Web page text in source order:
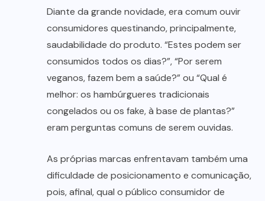
Diante da grande novidade, era comum ouvir
consumidores questinando, principalmente,
saudabilidade do produto. “Estes podem ser
consumidos todos os dias?”, “Por serem
veganos, fazem bem a saúde?” ou “Qual é
melhor: os hambúrgueres tradicionais
congelados ou os fake, à base de plantas?”
eram perguntas comuns de serem ouvidas.
As próprias marcas enfrentavam também uma
dificuldade de posicionamento e comunicação,
pois, afinal, qual o público consumidor de